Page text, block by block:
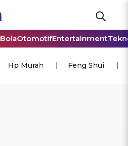
BolaOtomotifEntertainment
Hp Murah Feng Shui